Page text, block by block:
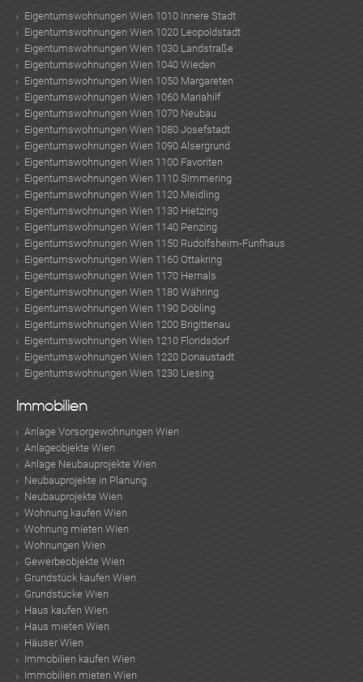
Eigentumswohnungen Wien 1010 Innere Stadt
Eigentumswohnungen Wien 1020 Leopoldstadt
Eigentumswohnungen Wien 1030 Landstraße
Eigentumswohnungen Wien 1040 Wieden
Eigentumswohnungen Wien 1050 Margareten
Eigentumswohnungen Wien 1060 Mariahilf
Eigentumswohnungen Wien 1070 Neubau
Eigentumswohnungen Wien 1080 Josefstadt
Eigentumswohnungen Wien 1090 Alsergrund
Eigentumswohnungen Wien 1100 Favoriten
Eigentumswohnungen Wien 1110 Simmering
Eigentumswohnungen Wien 1120 Meidling
Eigentumswohnungen Wien 1130 Hietzing
Eigentumswohnungen Wien 1140 Penzing
Eigentumswohnungen Wien 1150 Rudolfsheim-Fünfhaus
Eigentumswohnungen Wien 1160 Ottakring
Eigentumswohnungen Wien 1170 Hernals
Eigentumswohnungen Wien 1180 Währing
Eigentumswohnungen Wien 1190 Döbling
Eigentumswohnungen Wien 1200 Brigittenau
Eigentumswohnungen Wien 1210 Floridsdorf
Eigentumswohnungen Wien 1220 Donaustadt
Eigentumswohnungen Wien 1230 Liesing
Immobilien
Anlage Vorsorgewohnungen Wien
Anlageobjekte Wien
Anlage Neubauprojekte Wien
Neubauprojekte in Planung
Neubauprojekte Wien
Wohnung kaufen Wien
Wohnung mieten Wien
Wohnungen Wien
Gewerbeobjekte Wien
Grundstück kaufen Wien
Grundstücke Wien
Haus kaufen Wien
Haus mieten Wien
Häuser Wien
Immobilien kaufen Wien
Immobilien mieten Wien